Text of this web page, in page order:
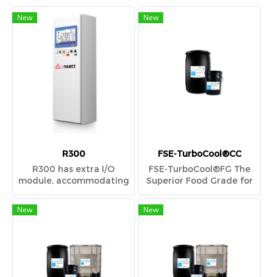
New
R300
R300 has extra I/O
module, accommodating
New
FSE-TurboCool®CC
FSE-TurboCool®FG The
Superior Food Grade for
New
New